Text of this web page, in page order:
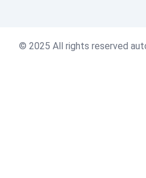
© 2025 All rights reserved